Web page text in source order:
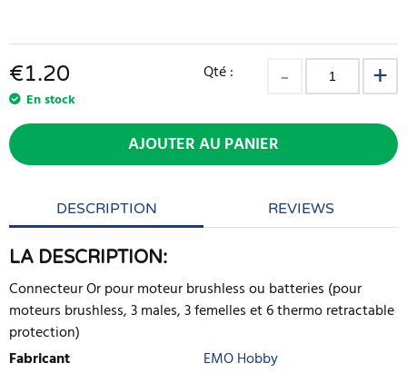
€1.20
En stock
Qté :
AJOUTER AU PANIER
DESCRIPTION REVIEWS
LA DESCRIPTION:
Connecteur Or pour moteur brushless ou batteries (pour
moteurs brushless, 3 males, 3 femelles et 6 thermo retractable
protection)
Fabricant
EMO Hobby